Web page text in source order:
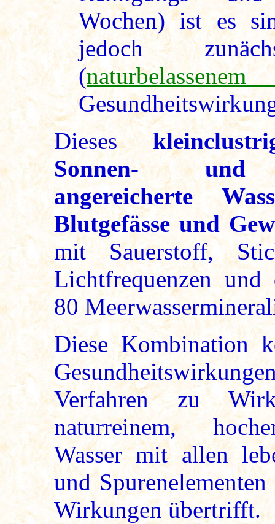
Wochen) ist es
jedoch
(
Dieses
Sonnen- und
angereicherte
Blutgefässe und
mit Sauerstoff,
Lichtfrequenzen und
80
Diese Kombination
Verfahren zu
naturreinem,
Wasser mit allen
und
Wirkungen übertrifft.